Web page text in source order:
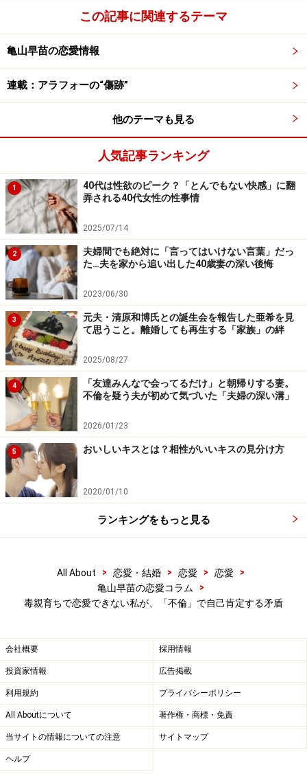
て……。母にとって私はどういう存在だったのか今もわか
りません。弟と妹には、母親らしく接していたし、非常
大学に合格すると、彼女は家が遠いという理由をつけて
友だちのところを泊まり歩くようになった。母が激怒し
て泣いたり騒いだりしたあげく、殴りかかってきたこと
「これ以上、家にいたら私が母に暴力をふるってしま
う。せっぱつまった思いにかられて家出しました。大学
の男友だちが、『うちに来てもいいよ』というので、彼
と一緒に暮らし始めたんです。嫌いではなかったけど恋
愛でもなかった」
母は学費を払ってくれなかったため、彼女は2年で退学
せざるをえなかった。
アルバイトを転々として
それ以来、ミユキさんはアルバイトを転々とした。キャ
バクラやクラブのホステスも経験したが、「私はきれい
じゃないし知識もないし気も利かないから売れっ子には
なれなかった」と振り返る。自分を否定しながら生きる
しかなかったのだろう。そういう思考回路になってしま
のためだった。食事をさせてくれたりお小遣いをくれる
男性と疑似恋愛みたいなことをしていただけ」だとい
う。
ところが今から4年前、アルバイトをしていたスナック
で8歳年上の男性と知り合った。
「彼はやけに私を褒めてくれるんです。褒められたこと
なんてないから、かえって気持ちが悪くてよく冗談交じ
りに言い返していました」
この記事に関連するテーマ
亀山早苗の恋愛情報
連載：アラフォーの“傷跡”
他のテーマも見る
人気記事ランキング
1
40代は性欲のピーク？「とんでもない快感」に翻
弄される40代女性の性事情
2025/07/14
2
夫婦間でも絶対に「言ってはいけない言葉」だっ
た…夫を家から追い出した40歳妻の深い後悔
2023/06/30
3
元夫・清原和博氏との誕生会を報告した亜希を見
て思うこと。離婚しても再生する「家族」の絆
2025/08/27
4
「友達みんなで会ってるだけ」と朝帰りする妻。
不倫を疑う夫が初めて気づいた「夫婦の深い溝」
2026/01/23
5 おいしいキスとは？相性がいいキスの見分け方
2020/01/10
ランキングをもっと見る
All About > 恋愛・結婚 > 恋愛 > 恋愛
>
亀山早苗の恋愛コラム
>
毒親育ちで恋愛できない私が、「不倫」で自己肯定する矛盾
会社概要 採用情報
投資家情報 広告掲載
利用規約 プライバシーポリシー
All Aboutについて 著作権・商標・免責
当サイトの情報についての注意 サイトマップ
ヘルプ